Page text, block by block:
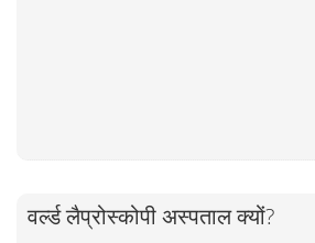
वर्ल्ड लैप्रोस्कोपी अस्पताल क्यों?